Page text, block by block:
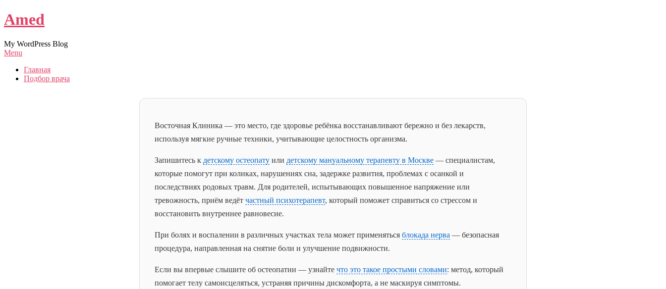
Amed
My WordPress Blog
Menu
Главная
Подбор врача
Восточная Клиника — это место, где здоровье ребёнка восстанавливают бережно и без лекарств,
используя мягкие ручные техники, учитывающие целостность организма.
Запишитесь к детскому остеопату или детскому мануальному терапевту в Москве — специалистам,
которые помогут при коликах, нарушениях сна, задержке развития, проблемах с осанкой и
последствиях родовых травм. Для родителей, испытывающих повышенное напряжение или
тревожность, приём ведёт частный психотерапевт, который поможет справиться со стрессом и
восстановить внутреннее равновесие.
При болях и воспалении в различных участках тела может применяться блокада нерва — безопасная
процедура, направленная на снятие боли и улучшение подвижности.
Если вы впервые слышите об остеопатии — узнайте что это такое простыми словами: метод, который
помогает телу самоисцеляться, устраняя причины дискомфорта, а не маскируя симптомы.